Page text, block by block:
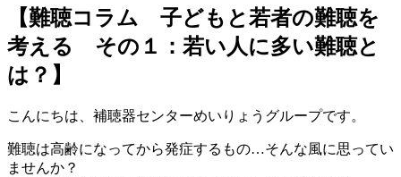
【難聴コラム 子どもと若者の難聴を
考える その１：若い人に多い難聴と
は？】
こんにちは、補聴器センターめいりょうグループです。
難聴は高齢になってから発症するもの…そんな風に思ってい
ませんか？